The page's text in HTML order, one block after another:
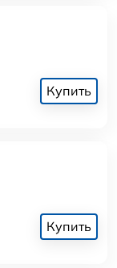
Купить
Купить